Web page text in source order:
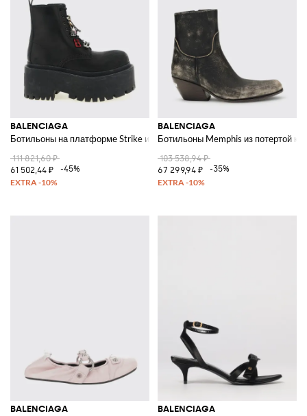
BALENCIAGA
Ботильоны на платформе Strike из кожи с подвесками
111 821,60 ₽
61 502,44 ₽
-45%
BALENCIAGA
Ботильоны Memphis из потертой
103 538,94 ₽
67 299,94 ₽
-35%
BALENCIAGA BALENCIAGA